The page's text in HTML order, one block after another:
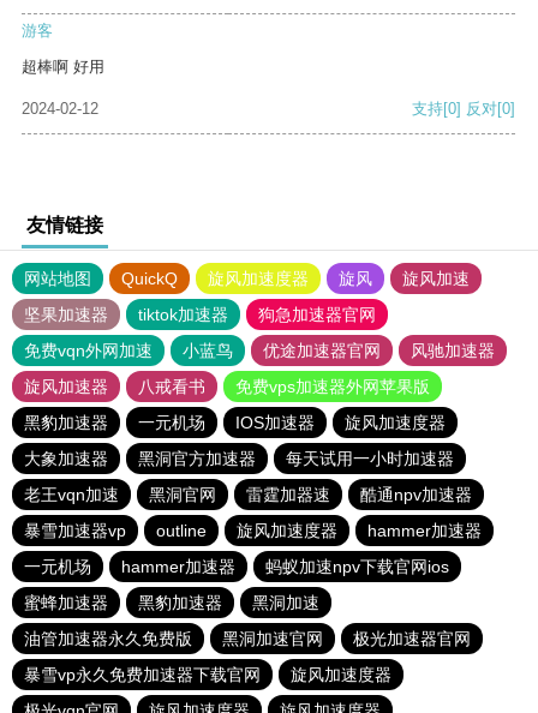
游客
超棒啊 好用
2024-02-12 支持[0] 反对[0]
友情链接
网站地图 QuickQ 旋风加速度器 旋风
旋风加速
坚果加速器
tiktok加速器
狗急加速器官网
免费vqn外网加速
小蓝鸟 优途加速器官网
风驰加速器
旋风加速器
八戒看书
免费vps加速器外网苹果版
黑豹加速器
一元机场 IOS加速器
旋风加速度器
大象加速器
黑洞官方加速器
每天试用一小时加速器
老王vqn加速
黑洞官网 雷霆加器速
酷通npv加速器
暴雪加速器vp
outline 旋风加速度器
hammer加速器
一元机场
hammer加速器
蚂蚁加速npv下载官网ios
蜜蜂加速器
黑豹加速器
黑洞加速
油管加速器永久免费版
黑洞加速官网
极光加速器官网
暴雪vp永久免费加速器下载官网
旋风加速度器